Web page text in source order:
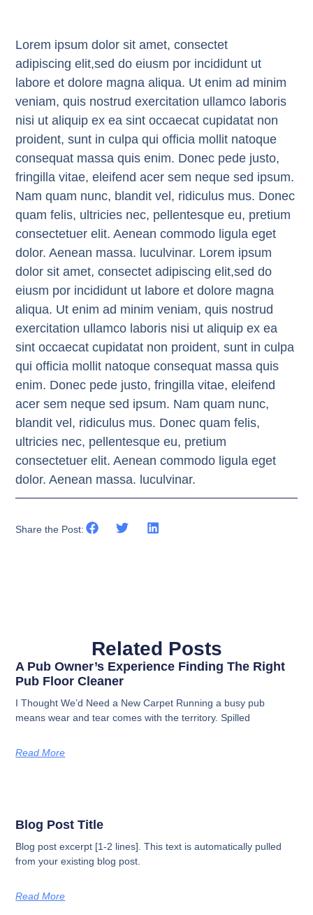
Lorem ipsum dolor sit amet, consectet
adipiscing elit,sed do eiusm por incididunt ut
labore et dolore magna aliqua. Ut enim ad minim
veniam, quis nostrud exercitation ullamco laboris
nisi ut aliquip ex ea sint occaecat cupidatat non
proident, sunt in culpa qui officia mollit natoque
consequat massa quis enim. Donec pede justo,
fringilla vitae, eleifend acer sem neque sed ipsum.
Nam quam nunc, blandit vel, ridiculus mus. Donec
quam felis, ultricies nec, pellentesque eu, pretium
consectetuer elit. Aenean commodo ligula eget
dolor. Aenean massa. luculvinar. Lorem ipsum
dolor sit amet, consectet adipiscing elit,sed do
eiusm por incididunt ut labore et dolore magna
aliqua. Ut enim ad minim veniam, quis nostrud
exercitation ullamco laboris nisi ut aliquip ex ea
sint occaecat cupidatat non proident, sunt in culpa
qui officia mollit natoque consequat massa quis
enim. Donec pede justo, fringilla vitae, eleifend
acer sem neque sed ipsum. Nam quam nunc,
blandit vel, ridiculus mus. Donec quam felis,
ultricies nec, pellentesque eu, pretium
consectetuer elit. Aenean commodo ligula eget
dolor. Aenean massa. luculvinar.
Share the Post:
Related Posts
A Pub Owner’s Experience Finding The Right
Pub Floor Cleaner
I Thought We’d Need a New Carpet​ Running a busy pub
means wear and tear comes with the territory. Spilled
Read More
Blog Post Title
Blog post excerpt [1-2 lines]. This text is automatically pulled
from your existing blog post.
Read More